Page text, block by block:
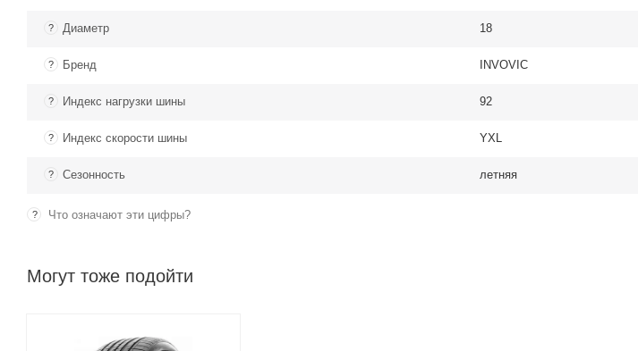
? Диаметр 18
? Бренд INVOVIC
? Индекс нагрузки шины 92
? Индекс скорости шины YXL
? Сезонность летняя
? Что означают эти цифры?
Могут тоже подойти